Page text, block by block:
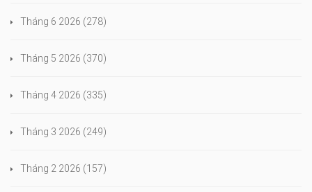
Tháng 6 2026 (278)
Tháng 5 2026 (370)
Tháng 4 2026 (335)
Tháng 3 2026 (249)
Tháng 2 2026 (157)